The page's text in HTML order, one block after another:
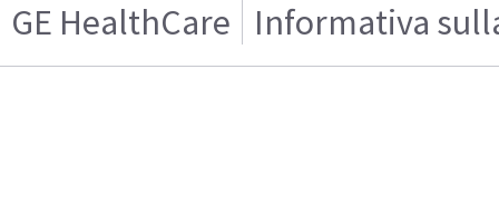
GE HealthCare Informativa